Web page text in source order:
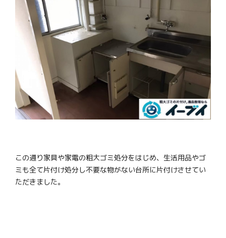
この通り家具や家電の粗大ゴミ処分をはじめ、生活用品やゴ
ミも全て片付け処分し不要な物がない台所に片付けさせてい
ただきました。